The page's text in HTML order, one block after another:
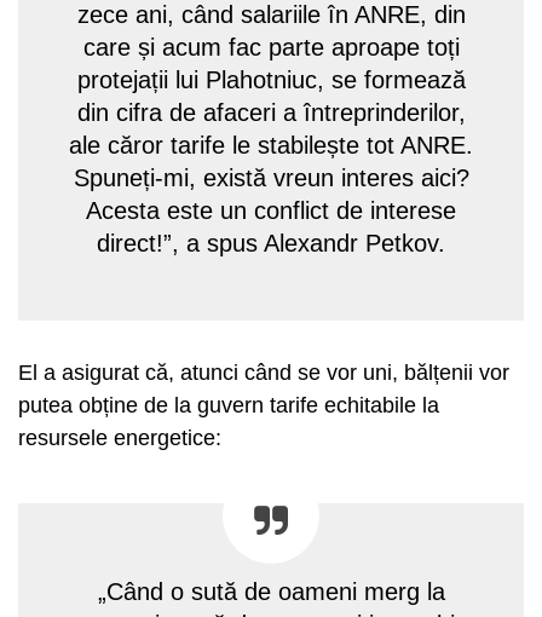
zece ani, când salariile în ANRE, din
care și acum fac parte aproape toți
protejații lui Plahotniuc, se formează
din cifra de afaceri a întreprinderilor,
ale căror tarife le stabilește tot ANRE.
Spuneți-mi, există vreun interes aici?
Acesta este un conflict de interese
direct!”, a spus Alexandr Petkov.
El a asigurat că, atunci când se vor uni, bălțenii vor
putea obține de la guvern tarife echitabile la
resursele energetice:
„Când o sută de oameni merg la